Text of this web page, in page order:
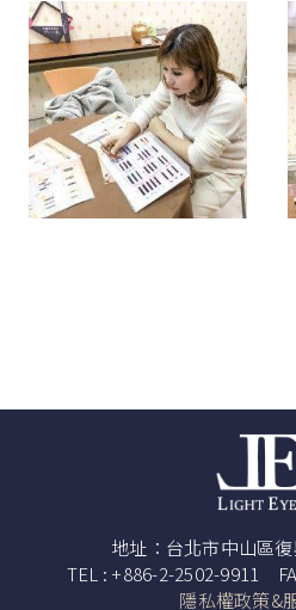
地址：台北市中山區
TEL : +886-2-2502-9911
隱私權政策&